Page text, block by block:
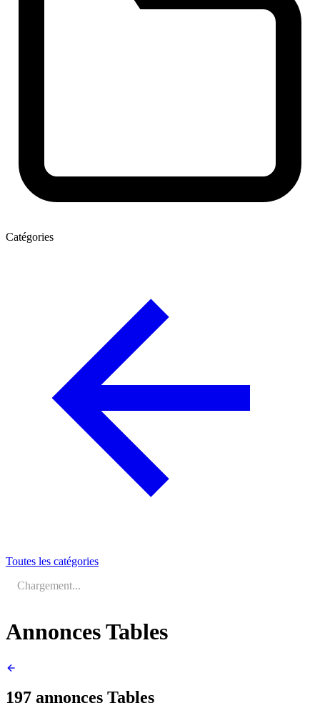
Catégories
Toutes les catégories
Chargement...
Annonces Tables
197 annonces Tables